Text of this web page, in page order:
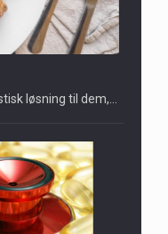
løsning til dem,…